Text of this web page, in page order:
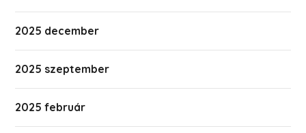
2025 december
2025 szeptember
2025 február